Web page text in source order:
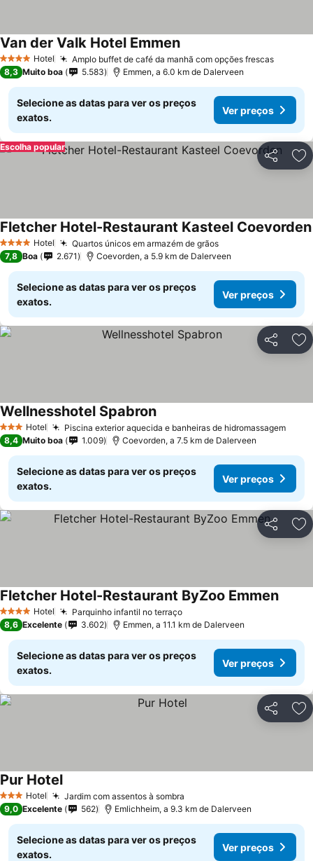
4 EstrelasHotel Amplo buffet de café da manhã com opções frescas
Van der Valk Hotel Emmen
8,3 Muito boa 5.583 Emmen, a 6.0 km de Dalerveen
Selecione as datas para ver os preços
exatos.
Ver preços
Partilhar
Escolha popular
4 EstrelasHotel Quartos únicos em armazém de grãos
Fletcher Hotel-Restaurant Kasteel Coevorden
7,8 Boa 2.671 Coevorden, a 5.9 km de Dalerveen
Selecione as datas para ver os preços
exatos.
Ver preços
Partilhar
3 EstrelasHotel Piscina exterior aquecida e banheiras de hidromassagem
Wellnesshotel Spabron
8,4 Muito boa 1.009 Coevorden, a 7.5 km de Dalerveen
Selecione as datas para ver os preços
exatos.
Ver preços
Partilhar
4 EstrelasHotel Parquinho infantil no terraço
Fletcher Hotel-Restaurant ByZoo Emmen
8,6 Excelente 3.602 Emmen, a 11.1 km de Dalerveen
Selecione as datas para ver os preços
exatos.
Ver preços
Partilhar
3 EstrelasHotel Jardim com assentos à sombra
Pur Hotel
9,0 Excelente 562 Emlichheim, a 9.3 km de Dalerveen
Selecione as datas para ver os preços
exatos.
Ver preços